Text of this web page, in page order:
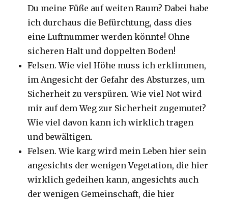
Du meine Füße auf weiten Raum? Dabei habe
ich durchaus die Befürchtung, dass dies
eine Luftnummer werden könnte! Ohne
sicheren Halt und doppelten Boden!
Felsen. Wie viel Höhe muss ich erklimmen,
im Angesicht der Gefahr des Absturzes, um
Sicherheit zu verspüren. Wie viel Not wird
mir auf dem Weg zur Sicherheit zugemutet?
Wie viel davon kann ich wirklich tragen
und bewältigen.
Felsen. Wie karg wird mein Leben hier sein
angesichts der wenigen Vegetation, die hier
wirklich gedeihen kann, angesichts auch
der wenigen Gemeinschaft, die hier